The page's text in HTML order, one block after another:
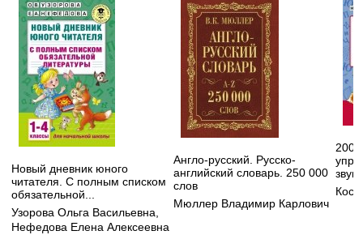
Новый дневник юного
читателя. С полным списком
обязательной...
Узорова Ольга Васильевна,
Нефедова Елена Алексеевна
Англо-русский. Русско-
английский словарь. 250 000
слов
Мюллер Владимир Карлович
200